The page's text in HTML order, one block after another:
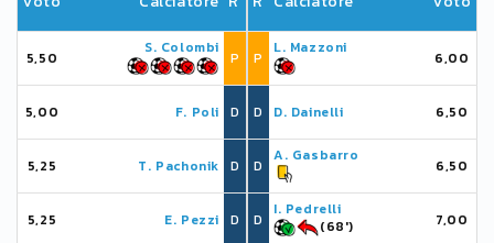
5,50
S. Colombi
P
5,00 F. Poli D
5,25 T. Pachonik D
5,25 E. Pezzi D
P
L. Mazzoni
6,00
D D. Dainelli 6,50
D
A. Gasbarro
6,50
D
I. Pedrelli
(68')
7,00